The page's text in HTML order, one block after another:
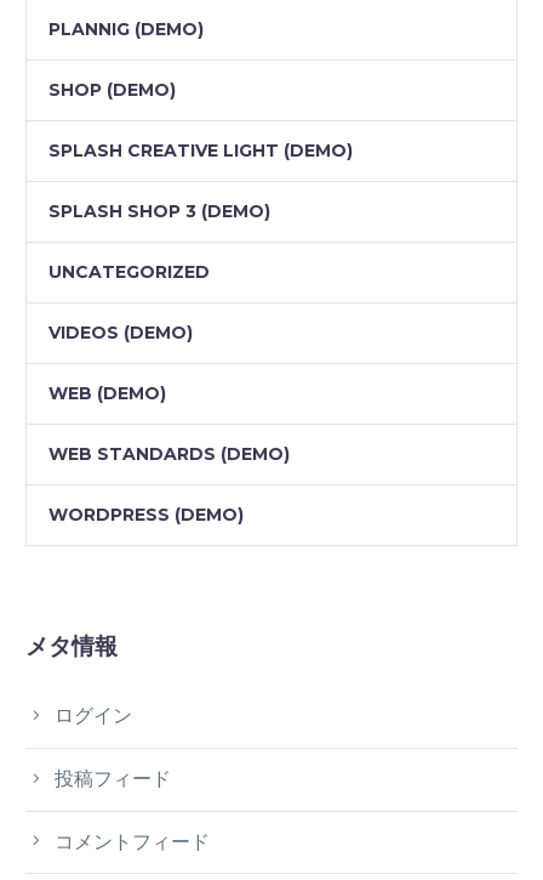
PLANNIG (DEMO)
SHOP (DEMO)
SPLASH CREATIVE LIGHT (DEMO)
SPLASH SHOP 3 (DEMO)
UNCATEGORIZED
VIDEOS (DEMO)
WEB (DEMO)
WEB STANDARDS (DEMO)
WORDPRESS (DEMO)
メタ情報
ログイン
投稿フィード
コメントフィード